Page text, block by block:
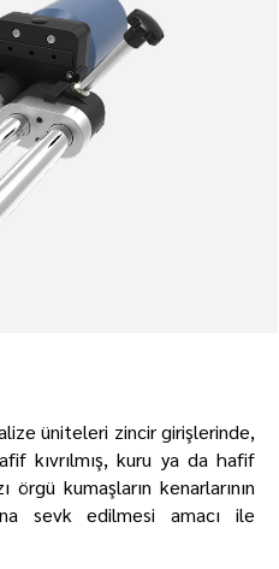
üniteleri zincir girişlerinde,
kıvrılmış, kuru ya da hafif
kumaşların kenarlarının
sevk edilmesi amacı ile